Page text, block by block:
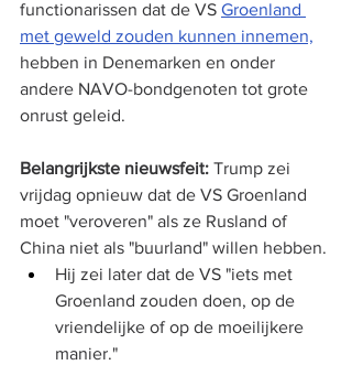
functionarissen dat de VS Groenland
met geweld zouden kunnen innemen,
hebben in Denemarken en onder
andere NAVO-bondgenoten tot grote
onrust geleid.
Belangrijkste nieuwsfeit: Trump zei
vrijdag opnieuw dat de VS Groenland
moet "veroveren" als ze Rusland of
China niet als "buurland" willen hebben.
Hij zei later dat de VS "iets met
Groenland zouden doen, op de
vriendelijke of op de moeilijkere
manier."